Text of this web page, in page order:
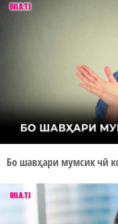
Бо шавҳари мумсик чӣ